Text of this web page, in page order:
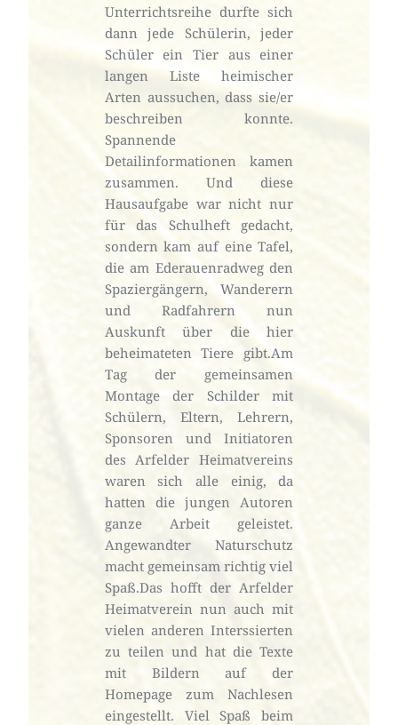
Unterrichtsreihe durfte sich
dann jede Schülerin, jeder
Schüler ein Tier aus einer
langen Liste heimischer
Arten aussuchen, dass sie/er
beschreiben konnte.
Spannende
Detailinformationen kamen
zusammen. Und diese
Hausaufgabe war nicht nur
für das Schulheft gedacht,
sondern kam auf eine Tafel,
die am Ederauenradweg den
Spaziergängern, Wanderern
und Radfahrern nun
Auskunft über die hier
beheimateten Tiere gibt.Am
Tag der gemeinsamen
Montage der Schilder mit
Schülern, Eltern, Lehrern,
Sponsoren und Initiatoren
des Arfelder Heimatvereins
waren sich alle einig, da
hatten die jungen Autoren
ganze Arbeit geleistet.
Angewandter Naturschutz
macht gemeinsam richtig viel
Spaß.Das hofft der Arfelder
Heimatverein nun auch mit
vielen anderen Interssierten
zu teilen und hat die Texte
mit Bildern auf der
Homepage zum Nachlesen
eingestellt. Viel Spaß beim